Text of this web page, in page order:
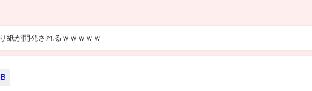
紙が開発されるｗｗｗｗｗ